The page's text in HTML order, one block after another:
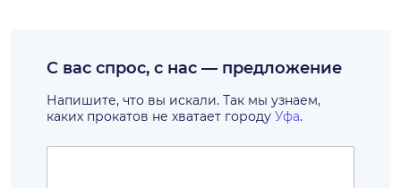
С вас спрос, с нас — предложение
Напишите, что вы искали. Так мы узнаем,
каких прокатов не хватает городу Уфа.